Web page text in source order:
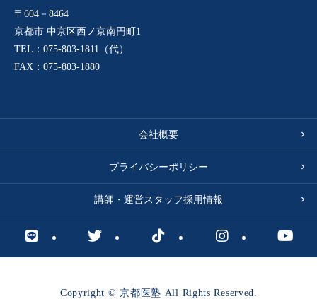
〒604－8464
京都市 中京区西ノ京南円町1
TEL：075-803-1811（代）
FAX：075-803-1880
会社概要
プライバシーポリシー
講師・運営スタッフ採用情報
Copyright © 京都医塾 All Rights Reserved.